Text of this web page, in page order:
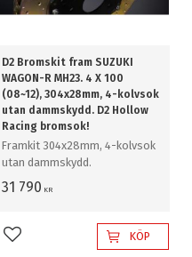
D2 Bromskit fram SUZUKI
WAGON-R MH23. 4 X 100
(08~12), 304x28mm, 4-kolvsok
utan dammskydd. D2 Hollow
Racing bromsok!
Framkit 304x28mm, 4-kolvsok
utan dammskydd.
31 790 KR
Lägg till i favoriterKÖP